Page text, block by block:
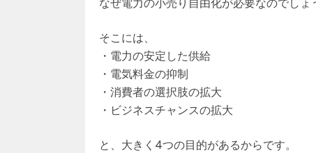
なぜ電力の小売り自由化が必要なのでしょ
そこには、
・電力の安定した供給
・電気料金の抑制
・消費者の選択肢の拡大
・ビジネスチャンスの拡大
と、大きく4つの目的があるからです。